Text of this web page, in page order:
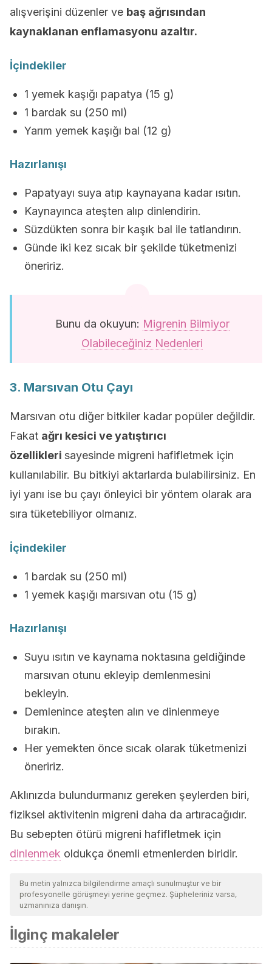
alışverişini düzenler ve baş ağrısından
kaynaklanan enflamasyonu azaltır.
İçindekiler
1 yemek kaşığı papatya (15 g)
1 bardak su (250 ml)
Yarım yemek kaşığı bal (12 g)
Hazırlanışı
Papatyayı suya atıp kaynayana kadar ısıtın.
Kaynayınca ateşten alıp dinlendirin.
Süzdükten sonra bir kaşık bal ile tatlandırın.
Günde iki kez sıcak bir şekilde tüketmenizi
öneririz.
Bunu da okuyun: Migrenin Bilmiyor
Olabileceğiniz Nedenleri
3. Marsıvan Otu Çayı
Marsıvan otu diğer bitkiler kadar popüler değildir.
Fakat ağrı kesici ve yatıştırıcı
özellikleri sayesinde migreni hafifletmek için
kullanılabilir. Bu bitkiyi aktarlarda bulabilirsiniz. En
iyi yanı ise bu çayı önleyici bir yöntem olarak ara
sıra tüketebiliyor olmanız.
İçindekiler
1 bardak su (250 ml)
1 yemek kaşığı marsıvan otu (15 g)
Hazırlanışı
Suyu ısıtın ve kaynama noktasına geldiğinde
marsıvan otunu ekleyip demlenmesini
bekleyin.
Demlenince ateşten alın ve dinlenmeye
bırakın.
Her yemekten önce sıcak olarak tüketmenizi
öneririz.
Aklınızda bulundurmanız gereken şeylerden biri,
fiziksel aktivitenin migreni daha da artıracağıdır.
Bu sebepten ötürü migreni hafifletmek için
dinlenmek oldukça önemli etmenlerden biridir.
Bu metin yalnızca bilgilendirme amaçlı sunulmuştur ve bir
profesyonelle görüşmeyi yerine geçmez. Şüpheleriniz varsa,
uzmanınıza danışın.
İlginç makaleler